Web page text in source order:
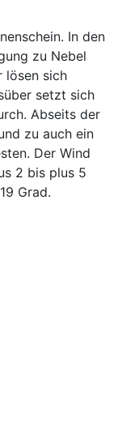
In den
zu Nebel
lösen sich
setzt sich
Abseits der
zu auch ein
Der Wind
2 bis plus 5
Grad.